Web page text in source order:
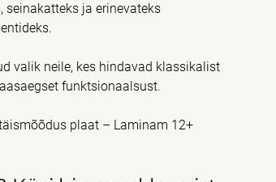
seinakatteks ja erinevateks
valik neile, kes hindavad klassikalist
funktsionaalsust.
plaat – Laminam 12+